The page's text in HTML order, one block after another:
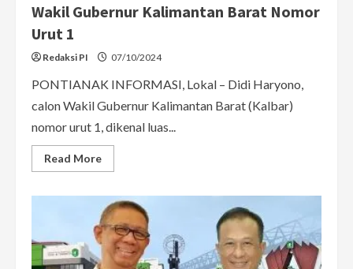
Wakil Gubernur Kalimantan Barat Nomor
Urut 1
Redaksi PI 07/10/2024
PONTIANAK INFORMASI, Lokal – Didi Haryono,
calon Wakil Gubernur Kalimantan Barat (Kalbar)
nomor urut 1, dikenal luas...
Read MoreRead
more
Prestasi
Didi
Haryono,
Calon
Wakil
Gubernur